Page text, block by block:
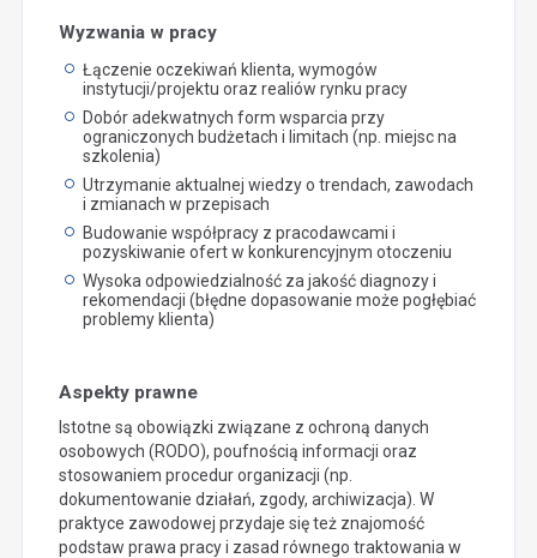
Wyzwania w pracy
Łączenie oczekiwań klienta, wymogów
instytucji/projektu oraz realiów rynku pracy
Dobór adekwatnych form wsparcia przy
ograniczonych budżetach i limitach (np. miejsc na
szkolenia)
Utrzymanie aktualnej wiedzy o trendach, zawodach
i zmianach w przepisach
Budowanie współpracy z pracodawcami i
pozyskiwanie ofert w konkurencyjnym otoczeniu
Wysoka odpowiedzialność za jakość diagnozy i
rekomendacji (błędne dopasowanie może pogłębiać
problemy klienta)
Aspekty prawne
Istotne są obowiązki związane z ochroną danych
osobowych (RODO), poufnością informacji oraz
stosowaniem procedur organizacji (np.
dokumentowanie działań, zgody, archiwizacja). W
praktyce zawodowej przydaje się też znajomość
podstaw prawa pracy i zasad równego traktowania w